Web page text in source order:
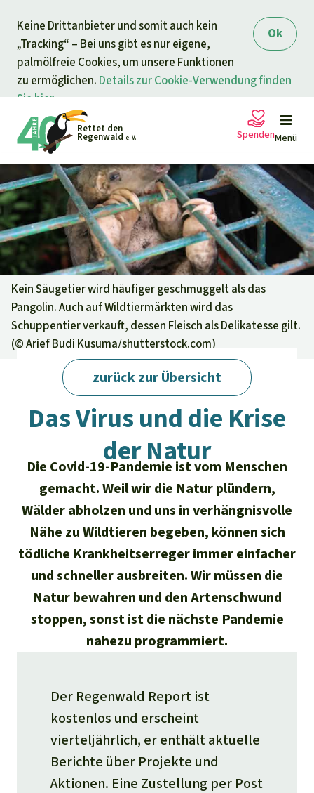
Ok
Keine Drittanbieter und somit auch kein
„Tracking“ – Bei uns gibt es nur eigene,
palmölfreie Cookies, um unsere Funktionen
zu ermöglichen. Details zur Cookie-Verwendung finden
Sie hier.
springen
Rettet den
Regenwald e. V. Menü
Petitionen
Projekte
Informieren
Aktuelles
Erfolge
Alle News
Kids
Newsletter­anmeldung
Unsere Themen
Der Regenwald
Klima
Biodiversität
Schutzgebiete
Palmöl
Biokraftstoff
Tropenholz
Aluminium
Gold
Fleisch und Soja
Landraub
Aktuelle Ausgabe
01/2026
04/2025
03/2025
02/2025
Ältere Ausgaben
Erfolge
Shop
Über uns
Über uns
40 Jahre Vereins­geschichte
Häufige Fragen
Jahresberichte
Transparenz
Medien
Presse
Presse-Echo
Widget einbinden
Banner einbinden
Suche
Deutsch
English
Español
Français
Português
Indonesia
Spenden
Ihre Spende hilft
Allgemeine Spende
Dringender Spendenaufruf
Regenwald-Urkunden
Fragen & Antworten
Testament
SpendenkontoRettet den
Regenwald e. V.
DE11 430609672025 054100
GENODEM1GLS
GLS Bank
IBAN kopieren
Spenden für ein Thema
Tierschutz
Schutz von Indigenen
Spenden für eine Region
Afrika
Lateinamerika
Kein Säugetier wird häufiger geschmuggelt als das
Pangolin. Auch auf Wildtiermärkten wird das
Schuppentier verkauft, dessen Fleisch als Delikatesse gilt.
(©Arief Budi Kusuma/shutterstock.com)
zurück zur Übersicht
Regenwald Report 02/2020 · Epidemie
Das Virus und die Krise
der Natur
Die Covid-19-Pandemie ist vom Menschen
gemacht. Weil wir die Natur plündern,
Wälder abholzen und uns in verhängnisvolle
Nähe zu Wildtieren begeben, können sich
tödliche Krankheitserreger immer einfacher
und schneller ausbreiten. Wir müssen die
Natur bewahren und den Artenschwund
stoppen, sonst ist die nächste Pandemie
nahezu programmiert.
Der Regenwald Report ist
kostenlos und erscheint
vierteljährlich, er enthält aktuelle
Berichte über Projekte und
Aktionen. Eine Zustellung per Post